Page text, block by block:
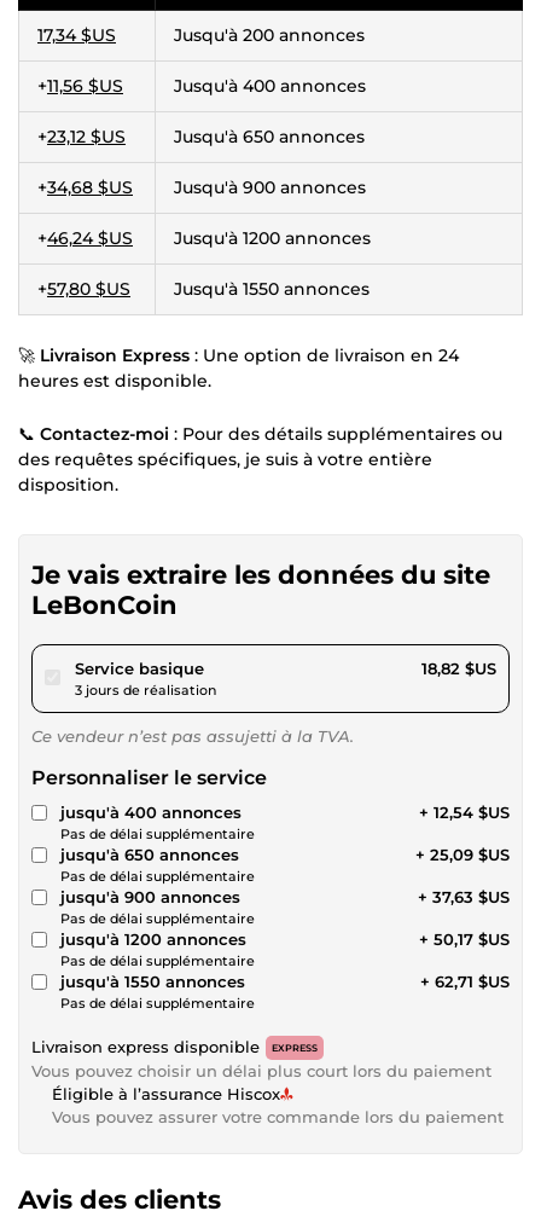
17,34 $US Jusqu'à 200 annonces
+11,56 $US Jusqu'à 400 annonces
+23,12 $US Jusqu'à 650 annonces
+34,68 $US Jusqu'à 900 annonces
+46,24 $US Jusqu'à 1200 annonces
+57,80 $US Jusqu'à 1550 annonces
🚀 Livraison Express : Une option de livraison en 24
heures est disponible.
📞 Contactez-moi : Pour des détails supplémentaires ou
des requêtes spécifiques, je suis à votre entière
disposition.
Je vais extraire les données du site
LeBonCoin
Service basiquepour 17,34 $US
3 jours de réalisation
18,82 $US
Ce vendeur n’est pas assujetti à la TVA.
Personnaliser le service
jusqu'à 400 annonces
Pas de délai supplémentaire
+ 12,54 $US
jusqu'à 650 annonces
Pas de délai supplémentaire
+ 25,09 $US
jusqu'à 900 annonces
Pas de délai supplémentaire
+ 37,63 $US
jusqu'à 1200 annonces
Pas de délai supplémentaire
+ 50,17 $US
jusqu'à 1550 annonces
Pas de délai supplémentaire
+ 62,71 $US
Livraison express disponible EXPRESS
Vous pouvez choisir un délai plus court lors du paiement
Éligible à l’assurance Hiscox
Vous pouvez assurer votre commande lors du paiement
Avis des clients